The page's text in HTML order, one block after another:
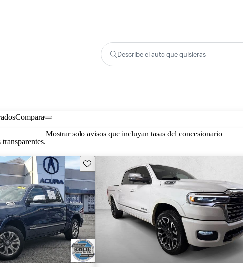
Describe el auto que quisieras
Compara
Mostrar solo avisos que incluyan tasas del concesionario
Guarda este Aviso